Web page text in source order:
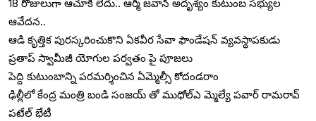
18 రోజులుగా ఆచూకీ లేదు.. ఆర్మీ జవాన్ అదృశ్యం కుటుంబ సభ్యుల
ఆవేదన..
ఆడి కృత్తిక పురస్కరించుకొని ఏకవీర సేవా ఫౌండేషన్ వ్యవస్థాపకుడు
ప్రతాప్ స్వామీజీ యోగుల పర్వతం పై పూజలు
పెద్ది కుటుంబాన్ని పరమర్శించిన ఏమ్మెల్సీ కోదండరాం
ఢిల్లీలో కేంద్ర మంత్రి బండి సంజయ్ తో ముధోల్ఎ మ్మెల్యే పవార్ రామరావ్
పటేల్ భేటీ